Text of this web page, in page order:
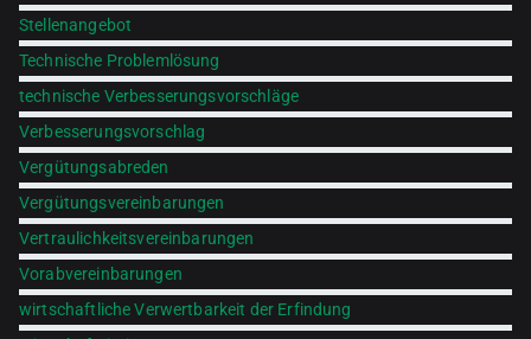
Stellenangebot
Technische Problemlösung
technische Verbesserungsvorschläge
Verbesserungsvorschlag
Vergütungsabreden
Vergütungsvereinbarungen
Vertraulichkeitsvereinbarungen
Vorabvereinbarungen
wirtschaftliche Verwertbarkeit der Erfindung